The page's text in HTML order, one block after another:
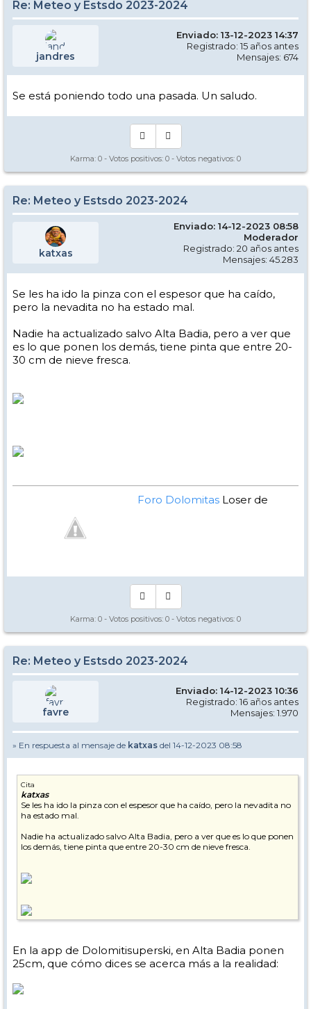
Re: Meteo y Estsdo 2023-2024
jandres
Enviado: 13-12-2023 14:37
Registrado: 15 años antes
Mensajes: 674
Se está poniendo todo una pasada. Un saludo.
Karma: 0 - Votos positivos: 0 - Votos negativos: 0
Re: Meteo y Estsdo 2023-2024
katxas
Enviado: 14-12-2023 08:58
Moderador
Registrado: 20 años antes
Mensajes: 45.283
Se les ha ido la pinza con el espesor que ha caído,
pero la nevadita no ha estado mal.
Nadie ha actualizado salvo Alta Badia, pero a ver que
es lo que ponen los demás, tiene pinta que entre 20-
30 cm de nieve fresca.
Foro DolomitasLoser de
Karma: 0 - Votos positivos: 0 - Votos negativos: 0
Re: Meteo y Estsdo 2023-2024
favre
Enviado: 14-12-2023 10:36
Registrado: 16 años antes
Mensajes: 1.970
» En respuesta al mensaje de katxas del 14-12-2023 08:58
Cita
katxas
Se les ha ido la pinza con el espesor que ha caído, pero la nevadita no
ha estado mal.
Nadie ha actualizado salvo Alta Badia, pero a ver que es lo que ponen
los demás, tiene pinta que entre 20-30 cm de nieve fresca.
En la app de Dolomitisuperski, en Alta Badia ponen
25cm, que cómo dices se acerca más a la realidad: